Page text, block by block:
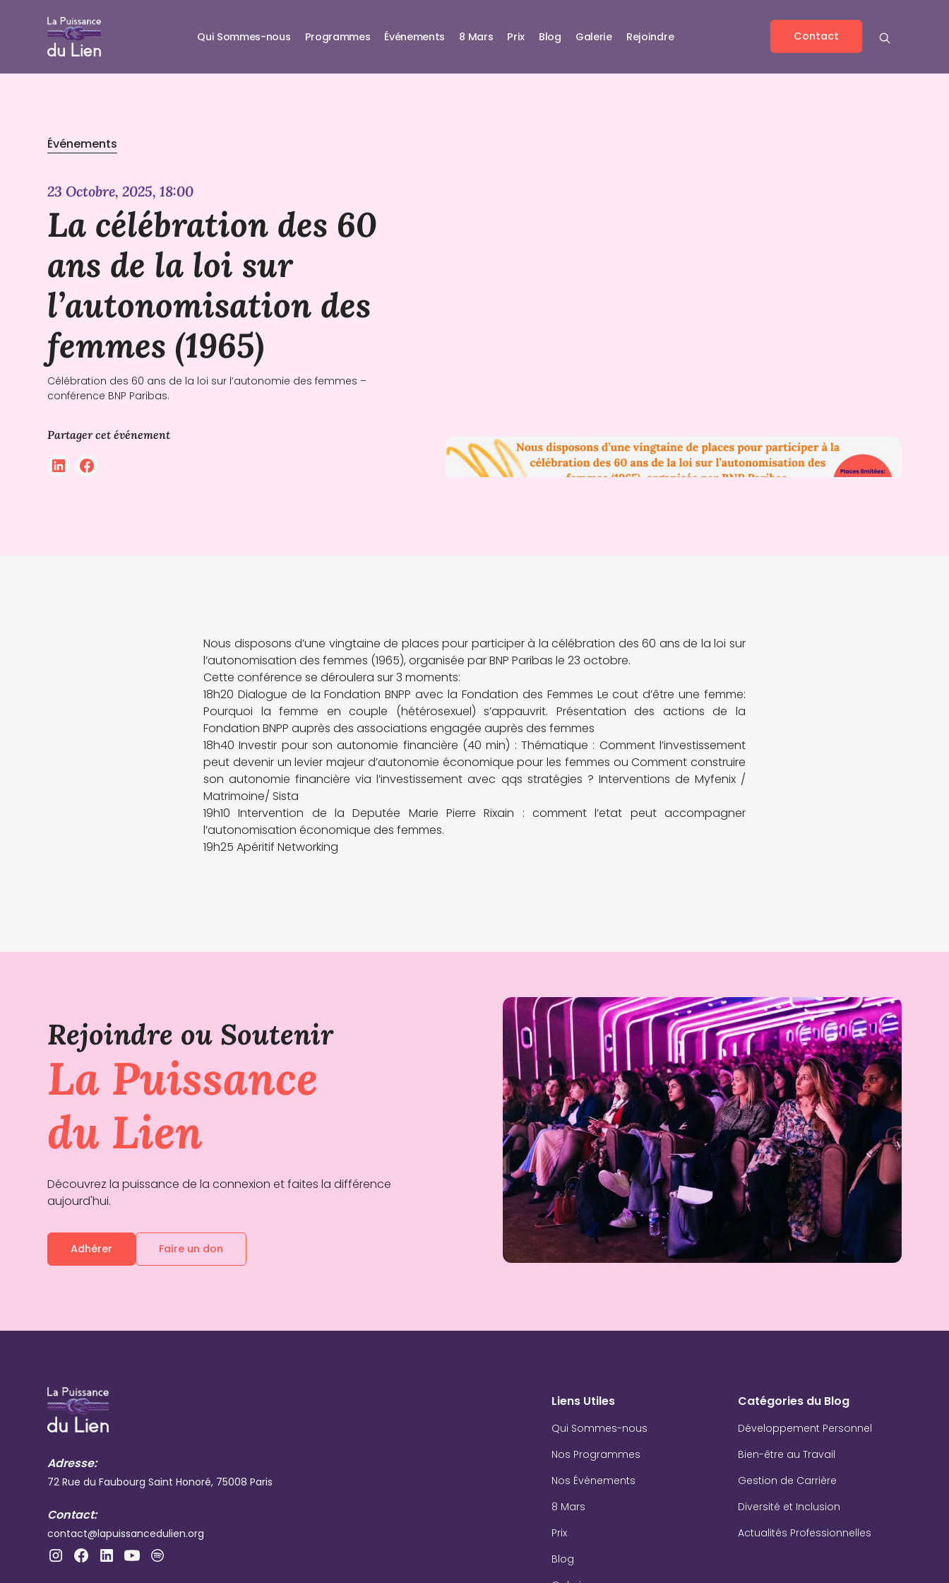
Qui Sommes-nous Programmes Événements 8 Mars Prix Blog Galerie Rejoindre Contact
Événements
23 Octobre, 2025, 18:00
La célébration des 60
ans de la loi sur
l’autonomisation des
femmes (1965)
Célébration des 60 ans de la loi sur l’autonomie des femmes –
conférence BNP Paribas.
Partager cet événement
Nous disposons d’une vingtaine de places pour participer à la célébration des 60 ans de la loi sur
l’autonomisation des femmes (1965), organisée par BNP Paribas le 23 octobre.
Cette conférence se déroulera sur 3 moments:
18h20 Dialogue de la Fondation BNPP avec la Fondation des Femmes Le cout d’être une femme:
Pourquoi la femme en couple (hétérosexuel) s’appauvrit. Présentation des actions de la
Fondation BNPP auprès des associations engagée auprès des femmes
18h40 Investir pour son autonomie financière (40 min) : Thématique : Comment l’investissement
peut devenir un levier majeur d’autonomie économique pour les femmes ou Comment construire
son autonomie financière via l’investissement avec qqs stratégies ? Interventions de Myfenix /
Matrimoine/ Sista
19h10 Intervention de la Deputée Marie Pierre Rixain : comment l’etat peut accompagner
l’autonomisation économique des femmes.
19h25 Apéritif Networking
Rejoindre ou Soutenir
La Puissance
du Lien
Découvrez la puissance de la connexion et faites la différence
aujourd'hui.
Adhérer Faire un don
Adresse:
72 Rue du Faubourg Saint Honoré, 75008 Paris
Contact:
contact@lapuissancedulien.org
Liens Utiles
Qui Sommes-nous
Nos Programmes
Nos Événements
8 Mars
Prix
Blog
Catégories du Blog
Développement Personnel
Bien-être au Travail
Gestion de Carrière
Diversité et Inclusion
Actualités Professionnelles